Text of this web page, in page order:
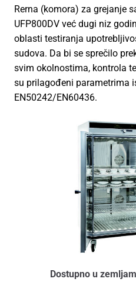
Rerna (komora) za grejanje
UFP800DV već dugi niz
oblasti testiranja
sudova. Da bi se sprečilo
svim okolnostima, kontrola
su prilagođeni parametrima
EN50242/EN60436.
Dostupno u